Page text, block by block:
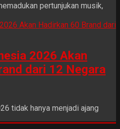
pertunjukan musik,
2026 Akan
dari 12 Negara
tidak hanya menjadi ajang